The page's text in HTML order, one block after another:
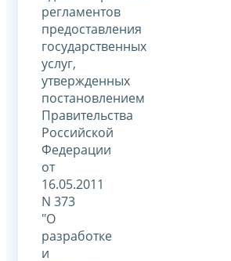
регламентов
предоставления
государственных
услуг,
утвержденных
постановлением
Правительства
Российской
Федерации
от
16.05.2011
N 373
"О
разработке
и